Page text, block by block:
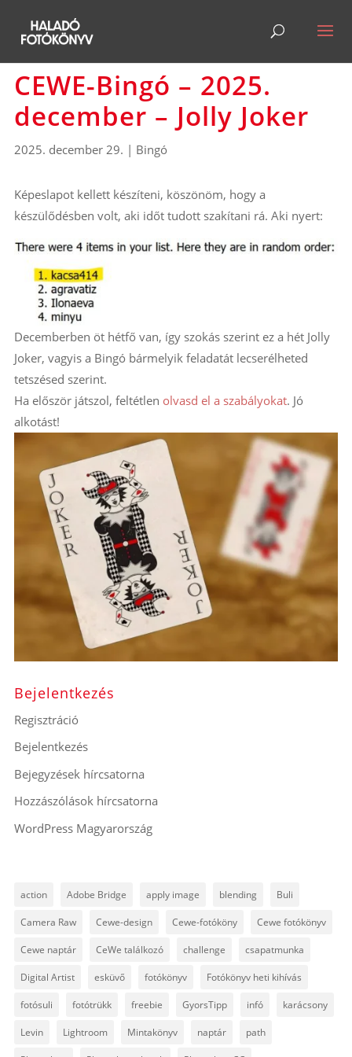
CEWE-Bingó – 2025.
december – Jolly Joker
2025. december 29. | Bingó
Képeslapot kellett készíteni, köszönöm, hogy a
készülődésben volt, aki időt tudott szakítani rá. Aki nyert:
Decemberben öt hétfő van, így szokás szerint ez a hét Jolly
Joker, vagyis a Bingó bármelyik feladatát lecserélheted
tetszésed szerint.
Ha először játszol, feltétlen olvasd el a szabályokat. Jó
alkotást!
Bejelentkezés
Regisztráció
Bejelentkezés
Bejegyzések hírcsatorna
Hozzászólások hírcsatorna
WordPress Magyarország
action Adobe Bridge apply image blending Buli
Camera Raw Cewe-design Cewe-fotóköny Cewe fotókönyv
Cewe naptár CeWe találkozó challenge csapatmunka
Digital Artist esküvő fotókönyv Fotókönyv heti kihívás
fotósuli fotótrükk freebie GyorsTipp infó karácsony
Levin Lightroom Mintakönyv naptár path